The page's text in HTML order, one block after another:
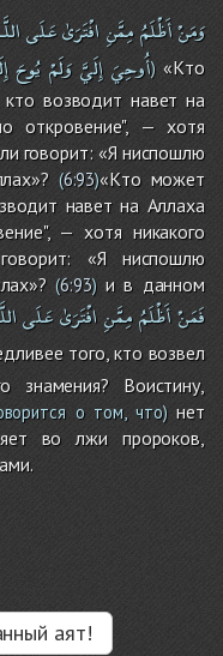
وَمَنْأَظْلَمُمِمَّنِافْتَرَىٰعَلَى
أُوحِيَ إِلَيَّ وَلَمْ يُوحَ )«Кто
возводит навет на
откровение", — хотя
говорит: «Я ниспошлю
(6:93)«Кто может
навет на Аллаха
— хотя никакого
«Я ниспошлю
(6:93)и в данном
فَمَنْأَظْلَمُمِمَّنِافْتَرَىٰعَلَى
того, кто возвел
Воистину,
о том, что)нет
во лжи пророков,
аят!